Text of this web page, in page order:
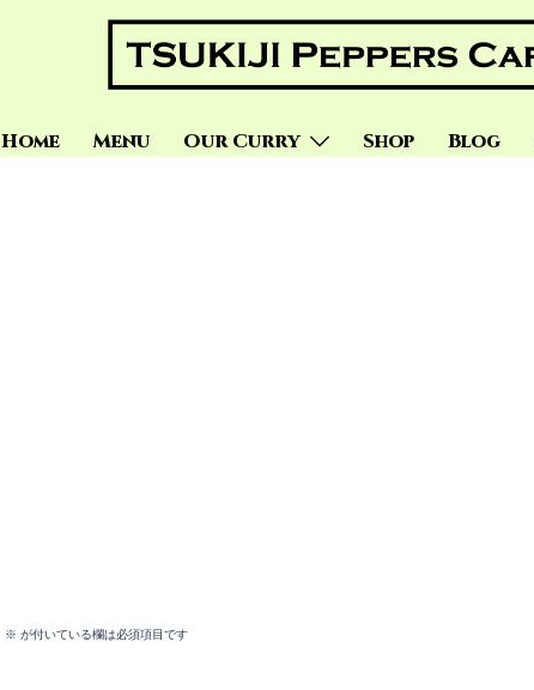
Home Menu Our Curry Shop Blog
※ が付いている欄は必須項目です